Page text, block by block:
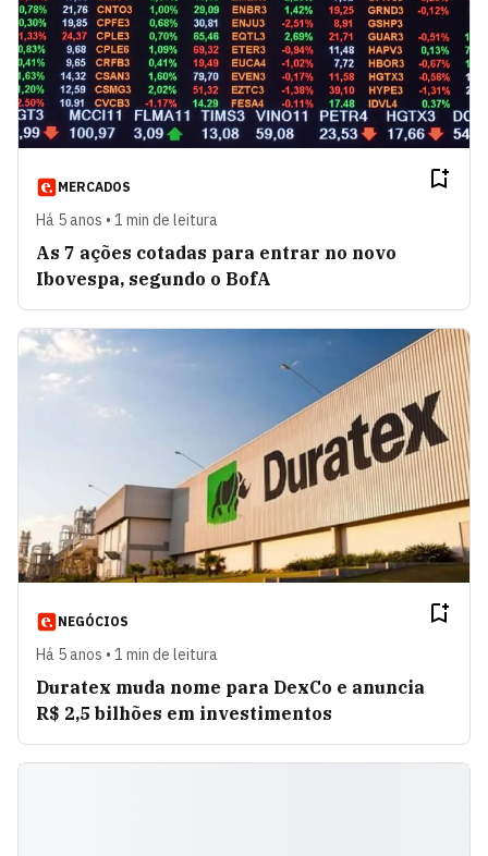
MERCADOS
Há 5 anos • 1 min de leitura
As 7 ações cotadas para entrar no novo
Ibovespa, segundo o BofA
NEGÓCIOS
Há 5 anos • 1 min de leitura
Duratex muda nome para DexCo e anuncia
R$ 2,5 bilhões em investimentos